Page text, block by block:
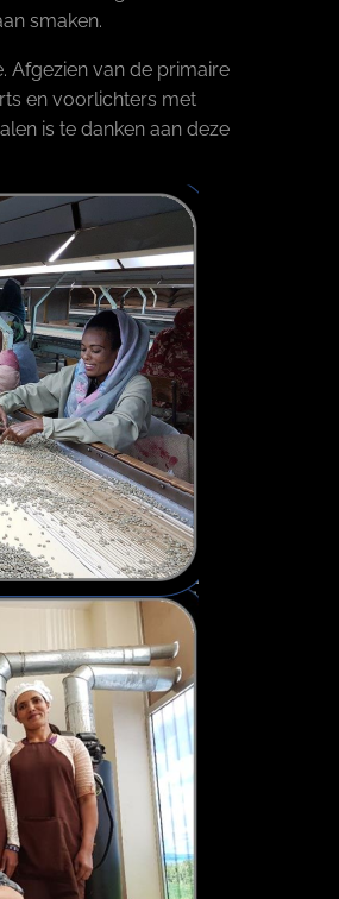
smaken.
Afgezien van de primaire
en voorlichters met
is te danken aan deze